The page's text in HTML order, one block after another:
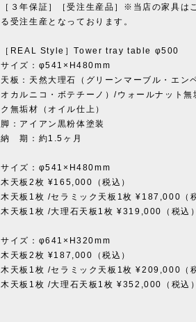
［３年保証］［受注生産品］※当店の家具は
る受注生産となっております。
［REAL Style］Tower tray table φ500
サイズ：φ541×H480mm
天板：天然大理石（グリーンマーブル・エン
オカルニコ・ボテチーノ）/ウォールナット無
ク無垢材（オイル仕上）
脚：アイアン黒粉体塗装
納 期：約1.5ヶ月
サイズ：φ541×H480mm
木天板2枚 ¥165,000（税込）
木天板1枚 /セラミック天板1枚 ¥187,000（
木天板1枚 /大理石天板1枚 ¥319,000（税込）
サイズ：φ641×H320mm
木天板2枚 ¥187,000（税込）
木天板1枚 /セラミック天板1枚 ¥209,000（
木天板1枚 /大理石天板1枚 ¥352,000（税込）